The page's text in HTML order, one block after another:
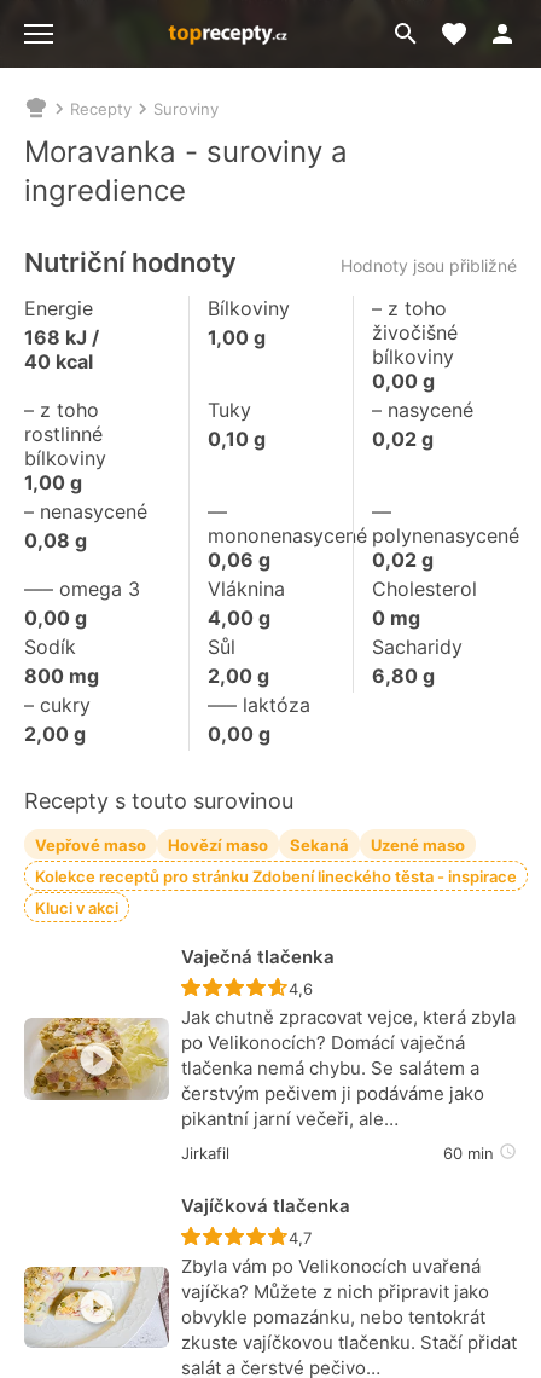
Přejít
na
Moje
Nacházíte
se
zde:
Recepty Suroviny
Moravanka - suroviny a
ingredience
Nutriční hodnoty Hodnoty jsou přibližné
Energie
168 kJ /
40 kcal
Bílkoviny
1,00g
– z toho
živočišné
bílkoviny
0,00g
– z toho
rostlinné
bílkoviny
1,00 g
Tuky
0,10g
– nasycené
0,02g
– nenasycené
0,08 g
––
mononenasycené
0,06 g
––
polynenasycené
0,02g
––– omega 3
0,00 g
Vláknina
4,00g
Cholesterol
0mg
Sodík
800 mg
Sůl
2,00g
Sacharidy
6,80g
– cukry
2,00 g
––– laktóza
0,00g
Recepty s touto surovinou
Vepřové maso Hovězí maso Sekaná
Uzené maso
Kolekce receptů pro stránku Zdobení lineckého těsta - inspirace
Kluci v akci
Vaječná tlačenka
Recept ještě nebyl hodnocen
4,6
Jak chutně zpracovat vejce, která zbyla
po Velikonocích? Domácí vaječná
tlačenka nemá chybu. Se salátem a
čerstvým pečivem ji podáváme jako
pikantní jarní večeři, ale…
Jirkafil 60 min
Vajíčková tlačenka
Recept ještě nebyl hodnocen
4,7
Zbyla vám po Velikonocích uvařená
vajíčka? Můžete z nich připravit jako
obvykle pomazánku, nebo tentokrát
zkuste vajíčkovou tlačenku. Stačí přidat
salát a čerstvé pečivo…